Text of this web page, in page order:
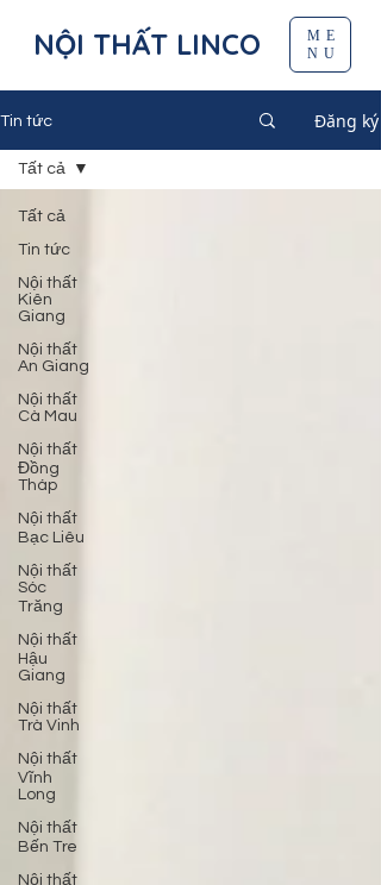
NỘI THẤT LINCO
ME
NU
Tin tức Đăng ký
Tất cả
Tin tức
Nội thất
Kiên
Giang
Nội thất
An Giang
Nội thất
Cà Mau
Nội thất
Đồng
Tháp
Nội thất
Bạc Liêu
Nội thất
Sóc
Trăng
Nội thất
Hậu
Giang
Nội thất
Trà Vinh
Nội thất
Vĩnh
Long
Nội thất
Bến Tre
Nội thất
Tất cả